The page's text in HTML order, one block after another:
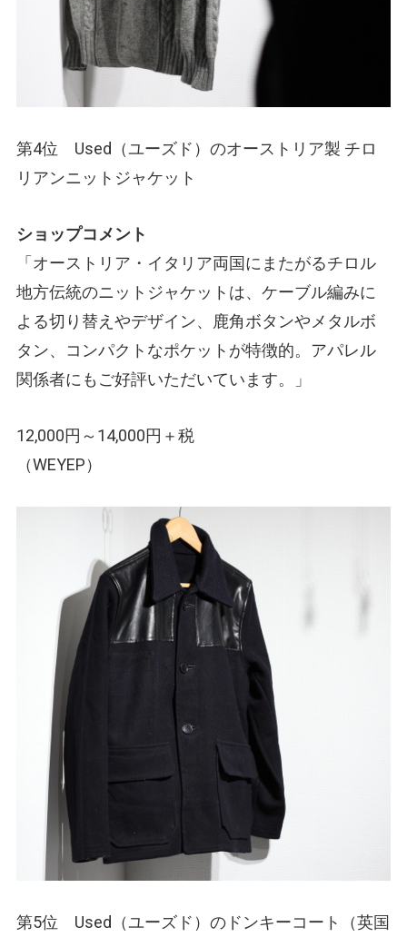
第4位 Used （ユーズド） のオーストリア製 チロ
リアンニットジャケット
ショップコメント
「オーストリア・イタリア両国にまたがるチロル
地方伝統のニットジャケットは、ケーブル編みに
よる切り替えやデザイン、鹿角ボタンやメタルボ
タン、コンパクトなポケットが特徴的。アパレル
関係者にもご好評いただいています。」
12,000円～14,000円＋税
（WEYEP）
第5位 Used （ユーズド） のドンキーコート
（英国